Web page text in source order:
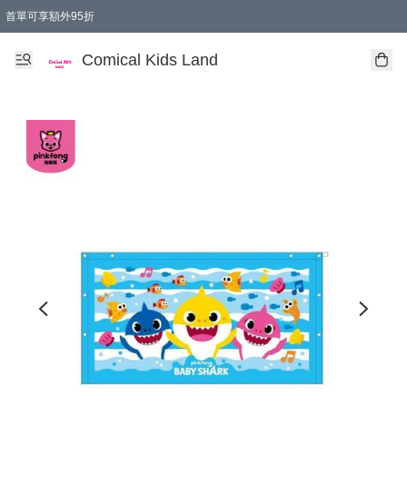
首單可享額外95折
Comical Kids Land